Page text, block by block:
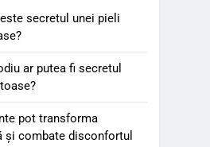
secretul unei pieli
ar putea fi secretul
pot transforma
și combate disconfortul